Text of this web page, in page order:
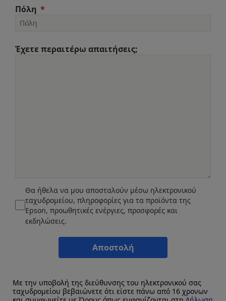
Πόλη
Έχετε περαιτέρω απαιτήσεις;
Θα ήθελα να μου αποσταλούν μέσω ηλεκτρονικού
ταχυδρομείου, πληροφορίες για τα προϊόντα της
Epson, προωθητικές ενέργιες, προσφορές και
εκδηλώσεις.
Αποστολή
Με την υποβολή της διεύθυνσης του ηλεκτρονικού σας
ταχυδρομείου βεβαιώνετε ότι είστε πάνω από 16 χρονων